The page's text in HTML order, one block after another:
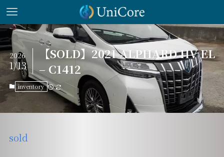
【SOLD】2021 ALPHARD HV EL
– C1412
2026
1/13
inventory
sold